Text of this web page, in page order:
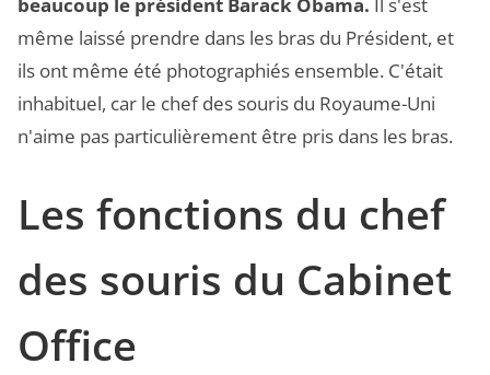
même laissé prendre dans les bras du Président, et
ils ont même été photographiés ensemble. C'était
inhabituel, car le chef des souris du Royaume-Uni
n'aime pas particulièrement être pris dans les bras.
Les fonctions du chef
des souris du Cabinet
Office